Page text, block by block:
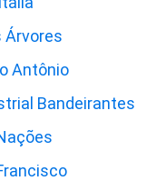
Árvores
Antônio
Bandeirantes